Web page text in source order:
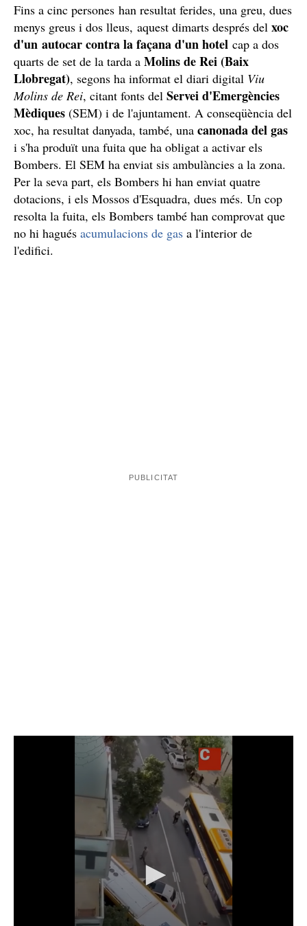
Fins a cinc persones han resultat ferides, una greu, dues
menys greus i dos lleus, aquest dimarts després del xoc
d'un autocar contra la façana d'un hotel cap a dos
quarts de set de la tarda a Molins de Rei (Baix
Llobregat), segons ha informat el diari digital Viu
Molins de Rei, citant fonts del Servei d'Emergències
Mèdiques (SEM) i de l'ajuntament. A conseqüència del
xoc, ha resultat danyada, també, una canonada del gas
i s'ha produït una fuita que ha obligat a activar els
Bombers. El SEM ha enviat sis ambulàncies a la zona.
Per la seva part, els Bombers hi han enviat quatre
dotacions, i els Mossos d'Esquadra, dues més. Un cop
resolta la fuita, els Bombers també han comprovat que
no hi hagués acumulacions de gas a l'interior de
l'edifici.